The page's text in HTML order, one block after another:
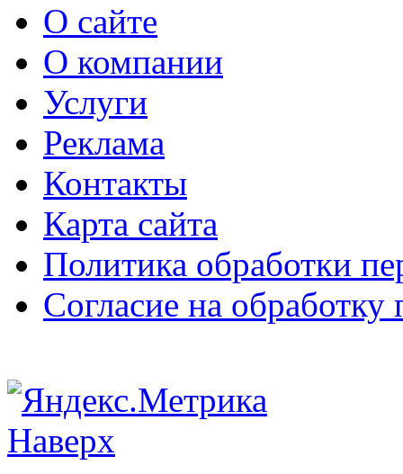
О сайте
О компании
Услуги
Реклама
Контакты
Карта сайта
Политика обработки
Согласие на
Наверх